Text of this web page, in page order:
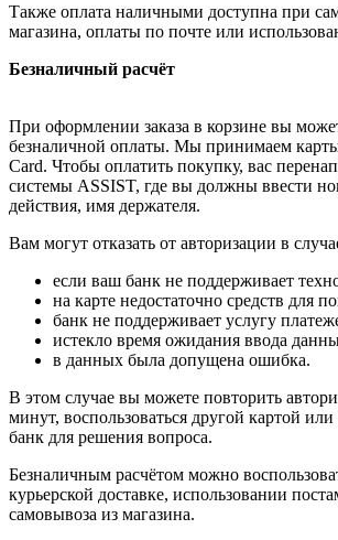
Также оплата наличными доступна при
магазина, оплаты по почте или
Безналичный расчёт
При оформлении заказа в корзине вы
безналичной оплаты. Мы принимаем
Card. Чтобы оплатить покупку, вас
системы ASSIST, где вы должны ввести
действия, имя держателя.
Вам могут отказать от авторизации в
если ваш банк не поддерживает
на карте недостаточно средств для
банк не поддерживает услугу
истекло время ожидания ввода
в данных была допущена ошибка.
В этом случае вы можете повторить
минут, воспользоваться другой картой или
банк для решения вопроса.
Безналичным расчётом можно
курьерской доставке, использовании
самовывоза из магазина.